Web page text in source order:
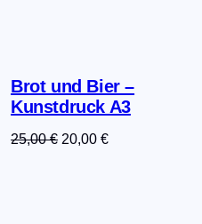
Brot und Bier –
Kunstdruck A3
25,00€ Ursprünglicher
20,00€Aktueller